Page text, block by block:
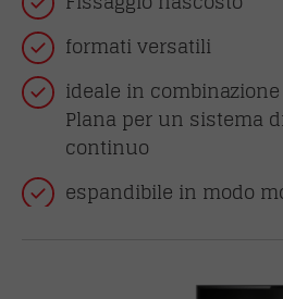
formati versatili
ideale in
Plana per un sistema
continuo
espandibile in modo